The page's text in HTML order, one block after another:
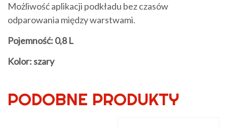
Możliwość aplikacji podkładu bez czasów
odparowania między warstwami.
Pojemność: 0,8 L
Kolor: szary
PODOBNE PRODUKTY